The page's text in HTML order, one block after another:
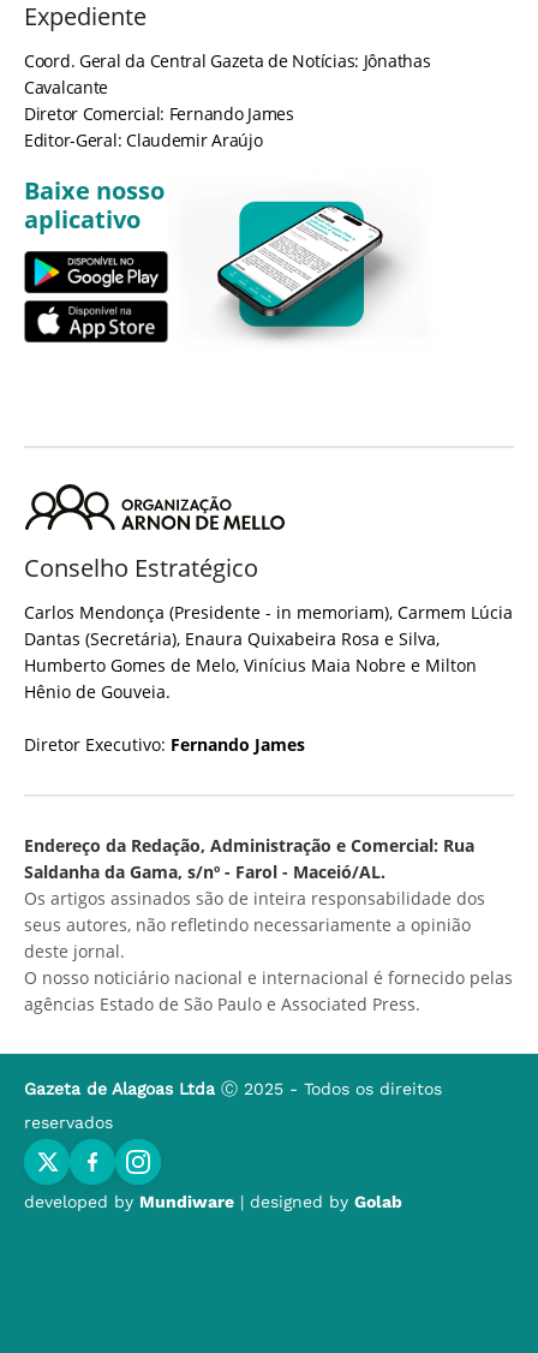
Expediente
Coord. Geral da Central Gazeta de Notícias: Jônathas
Cavalcante
Diretor Comercial: Fernando James
Editor-Geral: Claudemir Araújo
Baixe nosso
aplicativo
Conselho Estratégico
Carlos Mendonça (Presidente - in memoriam), Carmem Lúcia
Dantas (Secretária), Enaura Quixabeira Rosa e Silva,
Humberto Gomes de Melo, Vinícius Maia Nobre e Milton
Hênio de Gouveia.
Diretor Executivo: Fernando James
Endereço da Redação, Administração e Comercial: Rua
Saldanha da Gama, s/nº - Farol - Maceió/AL.
Os artigos assinados são de inteira responsabilidade dos
seus autores, não refletindo necessariamente a opinião
deste jornal.
O nosso noticiário nacional e internacional é fornecido pelas
agências Estado de São Paulo e Associated Press.
Gazeta de Alagoas Ltda Ⓒ 2025 - Todos os direitos
reservados
developed by Mundiware | designed by Golab